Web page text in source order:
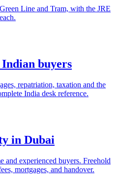
Line and Tram, with the JRE
buyers
repatriation, taxation and the
India desk reference.
in Dubai
and experienced buyers. Freehold
mortgages, and handover.